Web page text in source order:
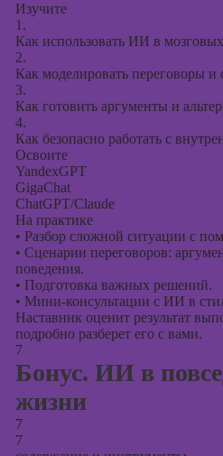
Изучите
1.
Как использовать ИИ в
2.
Как моделировать переговоры и
3.
Как готовить аргументы и
4.
Как безопасно работать с
Освоите
YandexGPT
GigaChat
ChatGPT/Claude
На практике
• Разбор сложной ситуации с
• Сценарии переговоров:
поведения.
• Подготовка важных решений.
• Мини-консультации с ИИ в
Наставник оценит результат
подробно разберет его с вами.
7
Бонус. ИИ в
жизни
7
7